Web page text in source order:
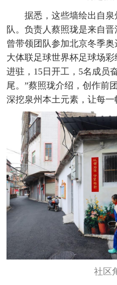
据悉，这些墙绘出自泉
队。负责人蔡照珑是来自
曾带领团队参加北京冬季
大体联足球世界杯足球场彩
进驻，15日开工，5名成员
尾。”蔡照珑介绍，创作前
深挖泉州本土元素，让每一
社区